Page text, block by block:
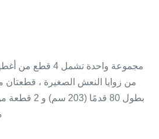
من زوايا النعش الصغيرة ،
بطول 80